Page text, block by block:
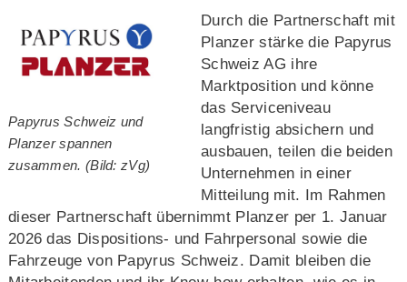
Papyrus Schweiz und
Planzer spannen
zusammen. (Bild: zVg)
Durch die Partnerschaft mit
Planzer stärke die Papyrus
Schweiz AG ihre
Marktposition und könne
das Serviceniveau
langfristig absichern und
ausbauen, teilen die beiden
Unternehmen in einer
Mitteilung mit. Im Rahmen
dieser Partnerschaft übernimmt Planzer per 1. Januar
2026 das Dispositions- und Fahrpersonal sowie die
Fahrzeuge von Papyrus Schweiz. Damit bleiben die